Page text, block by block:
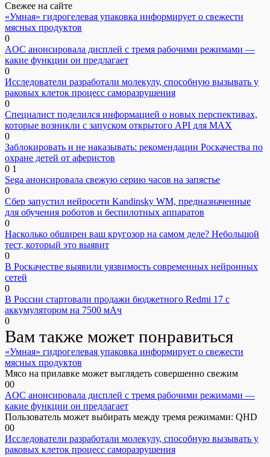
Свежее на сайте
«Умная» гидрогелевая упаковка информирует о свежести
мясных продуктов
0
AOC анонсировала дисплей с тремя рабочими режимами —
какие функции он предлагает
0
Исследователи разработали молекулу, способную вызывать у
раковых клеток процесс саморазрушения
0
Специалист поделился информацией о новых перспективах,
которые возникли с запуском открытого API для МАХ
0
Заблокировать и не наказывать: рекомендации Роскачества по
охране детей от аферистов
0 1
Sega анонсировала свежую серию часов на запястье
0
Сбер запустил нейросети Kandinsky WM, предназначенные
для обучения роботов и беспилотных аппаратов
0
Насколько обширен ваш кругозор на самом деле? Небольшой
тест, который это выявит
0
В Роскачестве выявили уязвимость современных нейронных
сетей
0
В России стартовали продажи бюджетного Redmi 17 с
аккумулятором на 7500 мАч
0
Вам также может понравиться
«Умная» гидрогелевая упаковка информирует о свежести
мясных продуктов
Мясо на прилавке может выглядеть совершенно свежим
00
AOC анонсировала дисплей с тремя рабочими режимами —
какие функции он предлагает
Пользователь может выбирать между тремя режимами: QHD
00
Исследователи разработали молекулу, способную вызывать у
раковых клеток процесс саморазрушения